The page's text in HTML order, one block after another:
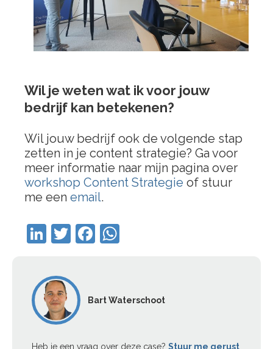
Wil je weten wat ik voor jouw
bedrijf kan betekenen?
Wil jouw bedrijf ook de volgende stap
zetten in je content strategie? Ga voor
meer informatie naar mijn pagina over
workshop Content Strategie of stuur
me een email.
LinkedIn
TwitterFacebook
Bart Waterschoot
Heb je een vraag over deze case? Stuur me gerust